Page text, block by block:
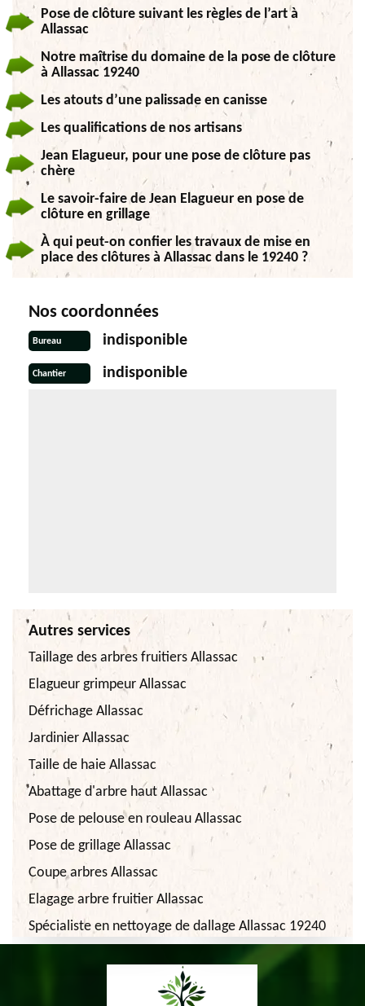
Pose de clôture suivant les règles de l’art à
Allassac
Notre maîtrise du domaine de la pose de clôture
à Allassac 19240
Les atouts d’une palissade en canisse
Les qualifications de nos artisans
Jean Elagueur, pour une pose de clôture pas
chère
Le savoir-faire de Jean Elagueur en pose de
clôture en grillage
À qui peut-on confier les travaux de mise en
place des clôtures à Allassac dans le 19240 ?
Nos coordonnées
Bureau indisponible
Chantier indisponible
Autres services
Taillage des arbres fruitiers Allassac
Elagueur grimpeur Allassac
Défrichage Allassac
Jardinier Allassac
Taille de haie Allassac
Abattage d'arbre haut Allassac
Pose de pelouse en rouleau Allassac
Pose de grillage Allassac
Coupe arbres Allassac
Elagage arbre fruitier Allassac
Spécialiste en nettoyage de dallage Allassac 19240